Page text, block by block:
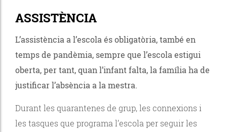
ASSISTÈNCIA
L’assistència a l’escola és obligatòria, també en
temps de pandèmia, sempre que l’escola estigui
oberta, per tant, quan l’infant falta, la família ha de
justificar l’absència a la mestra.
Durant les quarantenes de grup, les connexions i
les tasques que programa l’escola per seguir les